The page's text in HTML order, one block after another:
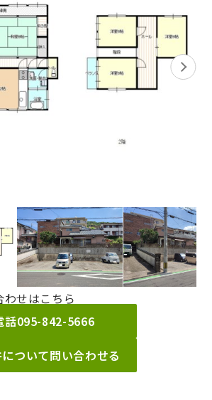
わせはこちら
話095-842-5666
ついて問い合わせる